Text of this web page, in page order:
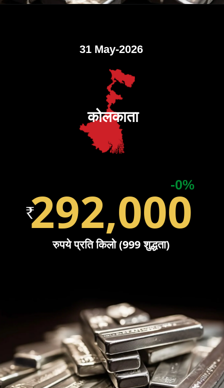
-0%
292,000
31 May-2026
रुपये प्रति किलो (999 शुद्धता)
कोलकाता